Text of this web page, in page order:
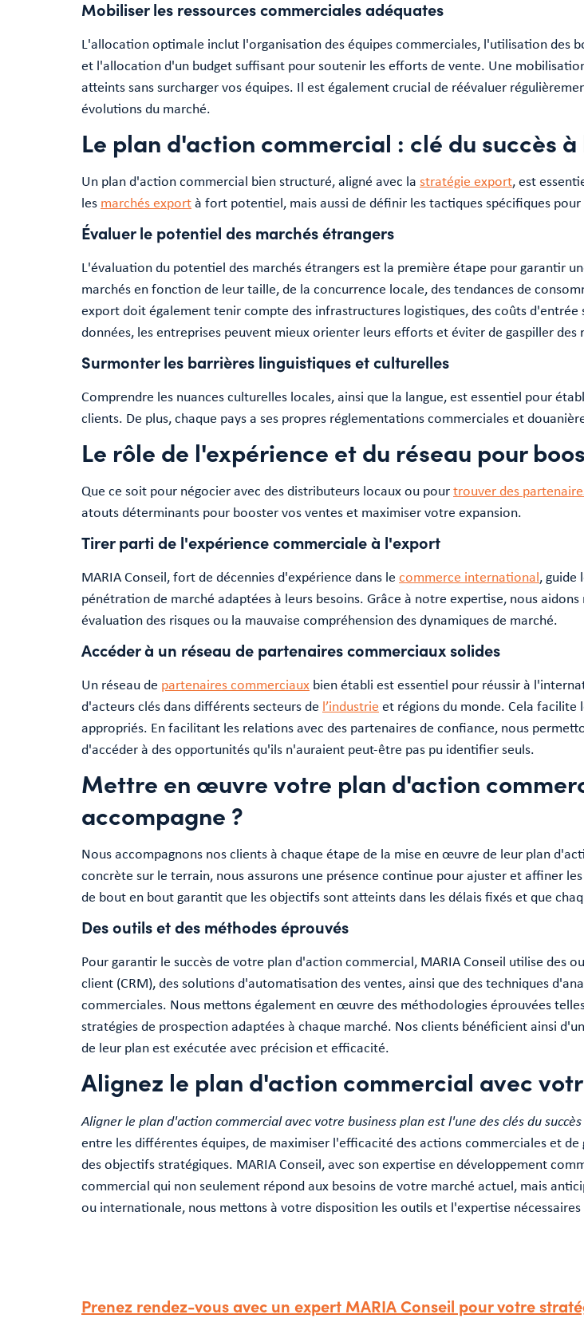
Mobiliser les ressources commerciales adéquates
L'allocation optimale inclut l'organisation des équipes commerciales, l'utilisation des
et l'allocation d'un budget suffisant pour soutenir les efforts de vente. Une
atteints sans surcharger vos équipes. Il est également crucial de réévaluer
évolutions du marché.
Le plan d'action commercial : clé du succès
Un plan d'action commercial bien structuré, aligné avec la stratégie export, est
les marchés exportà fort potentiel, mais aussi de définir les tactiques spécifiques
Évaluer le potentiel des marchés étrangers
L'évaluation du potentiel des marchés étrangers est la première étape pour garantir
marchés en fonction de leur taille, de la concurrence locale, des tendances de
export doit également tenir compte des infrastructures logistiques, des coûts
données, les entreprises peuvent mieux orienter leurs efforts et éviter de gaspiller
Surmonter les barrières linguistiques et culturelles
Comprendre les nuances culturelles locales, ainsi que la langue, est essentiel pour
clients. De plus, chaque pays a ses propres réglementations commerciales et
Le rôle de l'expérience et du réseau pour
Que ce soit pour négocier avec des distributeurs locaux ou pourtrouver des
atouts déterminants pour booster vos ventes et maximiser votre expansion.
Tirer parti de l'expérience commerciale à l'export
MARIA Conseil, fort de décennies d'expérience dans le commerce international, guide
pénétration de marché adaptées à leurs besoins. Grâce à notre expertise, nous
évaluation des risques ou la mauvaise compréhension des dynamiques de marché.
Accéder à un réseau de partenaires commerciaux solides
Un réseau de partenaires commerciaux bien établi est essentiel pour réussir à
d'acteurs clés dans différents secteurs de l’industrie et régions du monde. Cela facilite
appropriés. En facilitant les relations avec des partenaires de confiance, nous
d'accéder à des opportunités qu'ils n'auraient peut-être pas pu identifier seuls.
Mettre en œuvre votre plan d'action
accompagne ?
Nous accompagnons nos clients à chaque étape de la mise en œuvre de leur plan
concrète sur le terrain, nous assurons une présence continue pour ajuster et affiner
de bout en bout garantit que les objectifs sont atteints dans les délais fixés et que
Des outils et des méthodes éprouvés
Pour garantir le succès de votre plan d'action commercial, MARIA Conseil utilise des
client (CRM), des solutions d'automatisation des ventes, ainsi que des techniques
commerciales. Nous mettons également en œuvre des méthodologies éprouvées
stratégies de prospection adaptées à chaque marché. Nos clients bénéficient ainsi
de leur plan est exécutée avec précision et efficacité.
Alignez le plan d'action commercial avec
Aligner le plan d'action commercial avec votre business plan est l'une des clés du
entre les différentes équipes, de maximiser l'efficacité des actions commerciales et
des objectifs stratégiques. MARIA Conseil, avec son expertise en développement
commercial qui non seulement répond aux besoins de votre marché actuel, mais
ou internationale, nous mettons à votre disposition les outils et l'expertise nécessaires
Prenez rendez-vous avec un expert MARIA Conseil pour votre